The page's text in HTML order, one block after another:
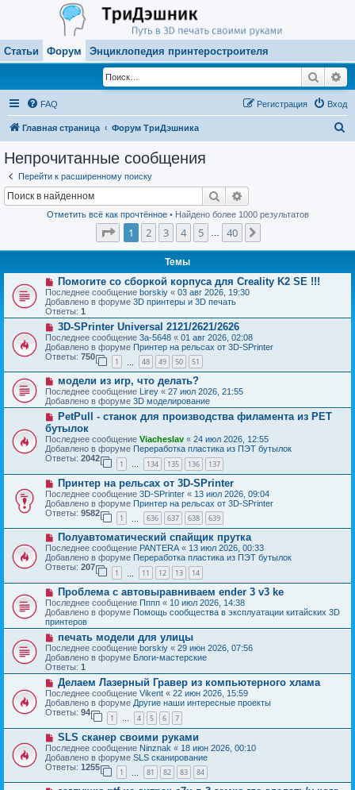
Статьи Форум Энциклопедия принтеростроителя
Поиск
FAQ Вход
Регистрация
Главная страница Форум ТриДэшника
Непрочитанные сообщения
Перейти к расширенному поиску
Поиск
Отметить всё как прочтённое• Найдено более 1000 результатов
Страница1 из
1 2 3 4 5 40
Темы
Н
о
в
о
е
с
о
о
б
е
н
и
е
Помогите со сборкой корпуса для Creality K2 SE !!!
Последнее сообщение borskiy « 03 авг 2026, 19:30
Добавлено в форуме 3D принтеры и 3D печать
Ответы: 1
Н
о
в
о
е
с
о
о
б
щ
е
н
и
е
3D-SPrinter Universal 2121/2621/2626
Последнее сообщение 3a-5648 « 01 авг 2026, 02:08
Добавлено в форуме Принтер на рельсах от 3D-SPrinter
Ответы: 750
1 48 49 50 51
Н
о
в
о
с
о
о
б
щ
е
и
е
модели из игр, что делать?
Последнее сообщение Lirey « 27 июл 2026, 21:55
Добавлено в форуме 3D моделирование
Н
в
о
е
с
о
б
щ
е
н
и
PetPull - cтанок для производства филамента из PET
бутылок
Последнее сообщение Viacheslav « 24 июл 2026, 12:55
Добавлено в форуме Переработка пластика из ПЭТ бутылок
Ответы: 2042
1 … 134 135 136 137
Н
о
в
о
е
с
о
б
щ
н
и
е
Принтер на рельсах от 3D-SPrinter
Последнее сообщение 3D-SPrinter « 13 июл 2026, 09:04
Добавлено в форуме Принтер на рельсах от 3D-SPrinter
Ответы: 9582
1 636 637 638 639
Н
о
в
о
с
о
б
щ
е
н
и
е
Полуавтоматический спайщик прутка
Последнее сообщение PANTERA« 13 июл 2026, 00:33
Добавлено в форуме Переработка пластика из ПЭТ бутылок
Ответы: 207
1 11 12 13 14
Н
о
в
о
е
с
о
о
б
щ
е
н
и
е
Проблема с автовыравниваем ender 3 v3 ke
Последнее сообщение Пппп « 10 июл 2026, 14:38
Добавлено в форуме Помощь сообщества в эксплуатации китайских 3D
принтеров
Н
о
в
о
е
с
о
о
б
е
н
и
е
печать модели для улицы
Последнее сообщение borskiy « 29 июн 2026, 07:56
Добавлено в форуме Блоги-мастерские
Ответы: 1
Н
о
в
о
е
с
о
о
б
щ
н
Делаем Лазерный Гравер из компьютерного хлама
Последнее сообщение Vikent « 22 июн 2026, 15:59
Добавлено в форуме Другие наши интересные проекты
Ответы: 94
1 … 4 5 6 7
Н
о
в
о
е
с
SLS сканер своими руками
Последнее сообщение Ninznak « 18 июн 2026, 00:10
Добавлено в форуме SLS сканирование
Ответы: 1255
1 81 82 83 84